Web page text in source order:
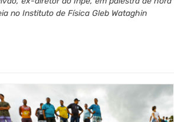
no Instituto de Física Gleb Wataghin